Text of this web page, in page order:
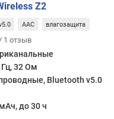
Z2
AAC влагозащита
1 отзыв
32 Ом
Bluetooth v5.0
до 30 ч